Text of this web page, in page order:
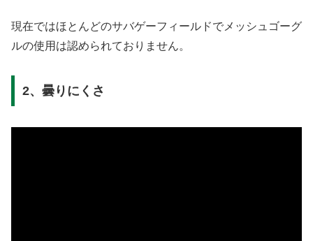
現在ではほとんどのサバゲーフィールドでメッシュゴーグ
ルの使用は認められておりません。
2、曇りにくさ